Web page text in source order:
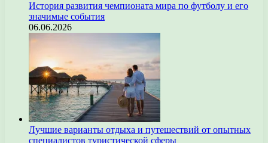
История развития чемпионата мира по футболу и его
значимые события
06.06.2026
Лучшие варианты отдыха и путешествий от опытных
специалистов туристической сферы